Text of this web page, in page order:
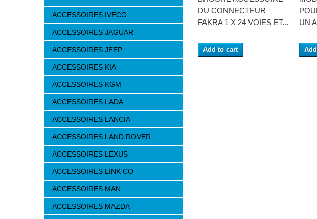
ACCESSOIRES IVECO
ACCESSOIRES JAGUAR
ACCESSOIRES JEEP
ACCESSOIRES KIA
ACCESSOIRES KGM
ACCESSOIRES LADA
ACCESSOIRES LANCIA
ACCESSOIRES LAND ROVER
ACCESSOIRES LEXUS
ACCESSOIRES LINK CO
ACCESSOIRES MAN
ACCESSOIRES MAZDA
DU CONNECTEUR
FAKRA 1 X 24 VOIES ET...
Add to cart
UN